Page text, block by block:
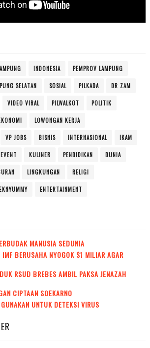
INDONESIA PEMPROV LAMPUNG
SELATAN SOSIAL PILKADA DR ZAM
VIDEO VIRAL PILWALKOT POLITIK
LOWONGAN KERJA
VP JOBS BISNIS INTERNASIONAL IKAM
EVENT KULINER PENDIDIKAN DUNIA
LINGKUNGAN RELIGI
ENTERTAINMENT
MANUSIA SEDUNIA
BERUSAHA NYOGOK $1 MILIAR AGAR
RSUD BREBES AMBIL PAKSA JENAZAH
CIPTAAN SOEKARNO
UNTUK DETEKSI VIRUS